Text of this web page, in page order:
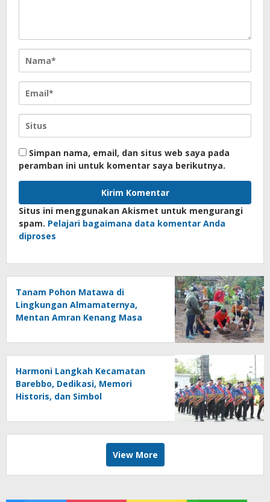
Simpan nama, email, dan situs web saya pada
peramban ini untuk komentar saya berikutnya.
Situs ini menggunakan Akismet untuk mengurangi
spam. Pelajari bagaimana data komentar Anda
diproses
Tanam Pohon Matawa di
Lingkungan Almamaternya,
Mentan Amran Kenang Masa
Harmoni Langkah Kecamatan
Barebbo, Dedikasi, Memori
Historis, dan Simbol
View More